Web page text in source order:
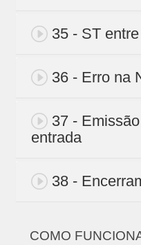
35 - ST
36 - Erro na
37 -
entrada
38 -
COMO